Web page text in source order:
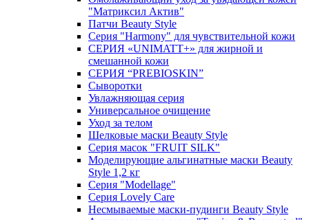
"Матриксил Актив"
Патчи Beauty Style
Серия "Harmony" для чувствительной кожи
СЕРИЯ «UNIMATT+» для жирной и
смешанной кожи
СЕРИЯ “PREBIOSKIN”
Сыворотки
Увлажняющая серия
Универсальное очищение
Уход за телом
Шелковые маски Beauty Style
Серия масок "FRUIT SILK"
Моделирующие альгинатные маски Beauty
Style 1,2 кг
Серия "Modellage"
Cерия Lovely Care
Несмываемые маски-пудинги Beauty Style